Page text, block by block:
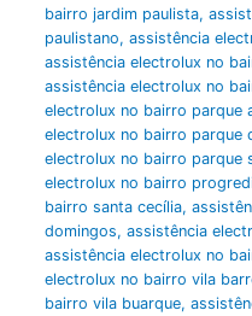
bairro jardim paulista,
paulistano, assistência
assistência electrolux no
assistência electrolux no
electrolux no bairro parque
electrolux no bairro parque
electrolux no bairro parque
electrolux no bairro
bairro santa cecília,
domingos, assistência
assistência electrolux no
electrolux no bairro vila
bairro vila buarque,